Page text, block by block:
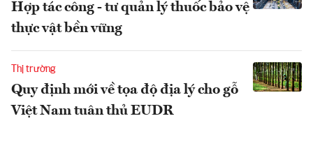
Hợp tác công - tư quản lý thuốc bảo vệ
thực vật bền vững
Thị trường
Quy định mới về tọa độ địa lý cho gỗ
Việt Nam tuân thủ EUDR